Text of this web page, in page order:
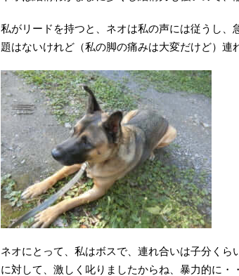
私がリードを持つと、ネオは私の声には従うし、
題はないけれど（私の脚の痛みは大変だけど）連
ネオにとって、私はボスで、連れ合いは子分く
に対して、激しく叱りましたからね、暴力的に